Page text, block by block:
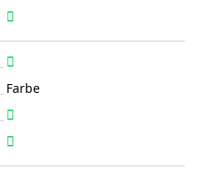
Farbe